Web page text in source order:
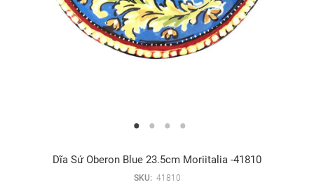
Dĩa Sứ Oberon Blue 23.5cm Moriitalia -41810
SKU: 41810